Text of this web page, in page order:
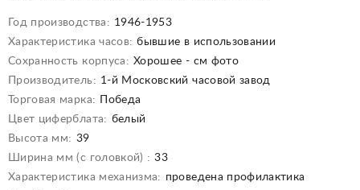
Год производства: 1946-1953
Характеристика часов: бывшие в использовании
Сохранность корпуса: Хорошее - см фото
Производитель: 1-й Московский часовой завод
Торговая марка:
Победа
Цвет циферблата: белый
Высота мм: 39
Ширина мм (с головкой) : 33
Характеристика механизма: проведена профилактика